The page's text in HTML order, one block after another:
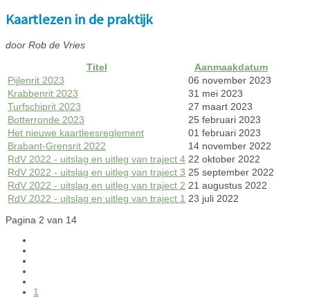
Kaartlezen in de praktijk
door Rob de Vries
Titel
Aanmaakdatum
Pijlenrit 2023
06 november 2023
Krabbenrit 2023
31 mei 2023
Turfschiprit 2023
27 maart 2023
Botterronde 2023
25 februari 2023
Het nieuwe kaartleesreglement
01 februari 2023
Brabant-Grensrit 2022
14 november 2022
RdV 2022 - uitslag en uitleg van traject 4 22 oktober 2022
RdV 2022 - uitslag en uitleg van traject 3 25 september 2022
RdV 2022 - uitslag en uitleg van traject 2 21 augustus 2022
RdV 2022 - uitslag en uitleg van traject 1 23 juli 2022
Pagina 2 van 14
1